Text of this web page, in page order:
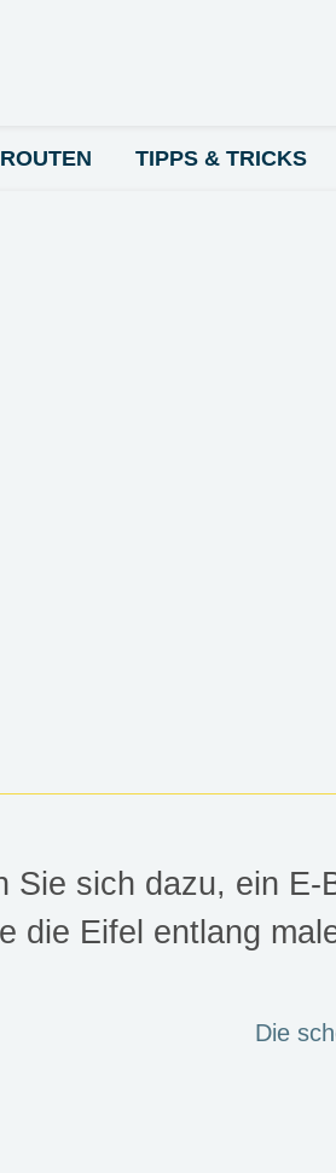
TIPPS & TRICKS
Sie sich dazu, ein
die Eifel entlang
Die